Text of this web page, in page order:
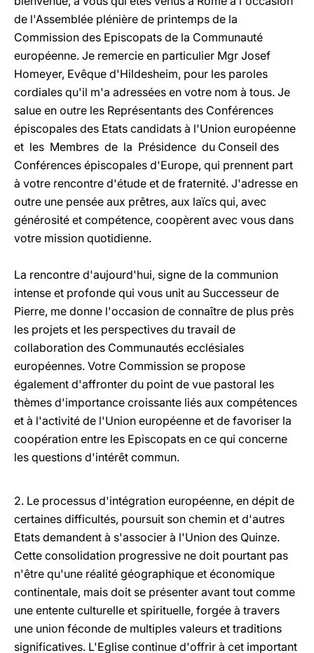
de l'Assemblée plénière de printemps de la
Commission des Episcopats de la Communauté
européenne. Je remercie en particulier Mgr Josef
Homeyer, Evêque d'Hildesheim, pour les paroles
cordiales qu'il m'a adressées en votre nom à tous. Je
salue en outre les Représentants des Conférences
épiscopales des Etats candidats à l'Union européenne
et les Membres de la Présidence du Conseil des
Conférences épiscopales d'Europe, qui prennent part
à votre rencontre d'étude et de fraternité. J'adresse en
outre une pensée aux prêtres, aux laïcs qui, avec
générosité et compétence, coopèrent avec vous dans
votre mission quotidienne.
La rencontre d'aujourd'hui, signe de la communion
intense et profonde qui vous unit au Successeur de
Pierre, me donne l'occasion de connaître de plus près
les projets et les perspectives du travail de
collaboration des Communautés ecclésiales
européennes. Votre Commission se propose
également d'affronter du point de vue pastoral les
thèmes d'importance croissante liés aux compétences
et à l'activité de l'Union européenne et de favoriser la
coopération entre les Episcopats en ce qui concerne
les questions d'intérêt commun.
2. Le processus d'intégration européenne, en dépit de
certaines difficultés, poursuit son chemin et d'autres
Etats demandent à s'associer à l'Union des Quinze.
Cette consolidation progressive ne doit pourtant pas
n'être qu'une réalité géographique et économique
continentale, mais doit se présenter avant tout comme
une entente culturelle et spirituelle, forgée à travers
une union féconde de multiples valeurs et traditions
significatives. L'Eglise continue d'offrir à cet important